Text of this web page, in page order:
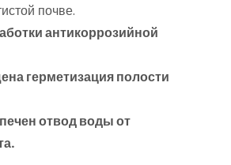
почве.
антикоррозийной
герметизация полости
отвод воды от